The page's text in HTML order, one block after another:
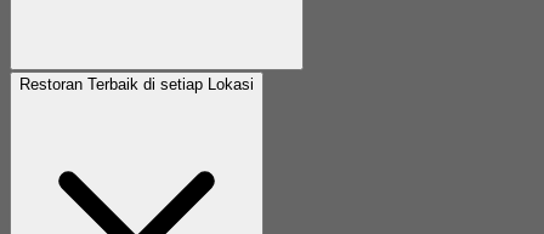
Restoran Terbaik di setiap Lokasi